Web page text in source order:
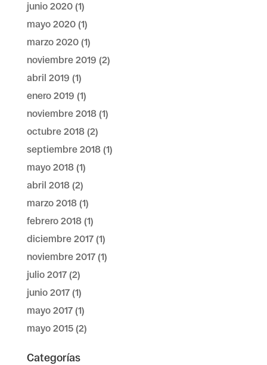
junio 2020(1)
mayo 2020(1)
marzo 2020(1)
noviembre 2019 (2)
abril 2019 (1)
enero 2019 (1)
noviembre 2018(1)
octubre 2018(2)
septiembre 2018(1)
mayo 2018(1)
abril 2018(2)
marzo 2018(1)
febrero 2018(1)
diciembre 2017(1)
noviembre 2017(1)
julio 2017(2)
junio 2017(1)
mayo 2017(1)
mayo 2015(2)
Categorías